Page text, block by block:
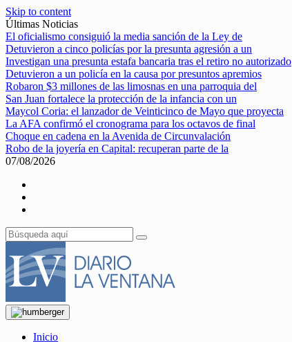
Skip to content
Últimas Noticias
El oficialismo consiguió la media sanción de la Ley de
Detuvieron a cinco policías por la presunta agresión a un
Investigan una presunta estafa bancaria tras el retiro no autorizado
Detuvieron a un policía en la causa por presuntos apremios
Robaron $3 millones de las limosnas en una parroquia del
San Juan fortalece la protección de la infancia con un
Maycol Coria: el lanzador de Veinticinco de Mayo que proyecta
La AFA confirmó el cronograma para los octavos de final
Choque en cadena en la Avenida de Circunvalación
Robo de la joyería en Capital: recuperan parte de la
07/08/2026
Inicio